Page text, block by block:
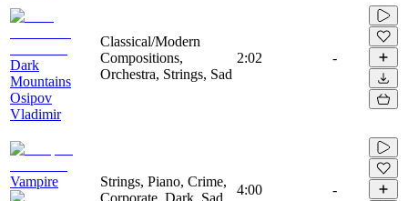
Dark
Mountains
Osipov
Vladimir
Classical/Modern
Compositions,
Orchestra, Strings, Sad
2:02 -
Vampire
Strings, Piano, Crime,
Corporate, Dark, Sad
4:00 -